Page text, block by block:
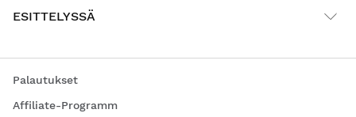
ESITTELYSSÄ
Palautukset
Affiliate-Programm